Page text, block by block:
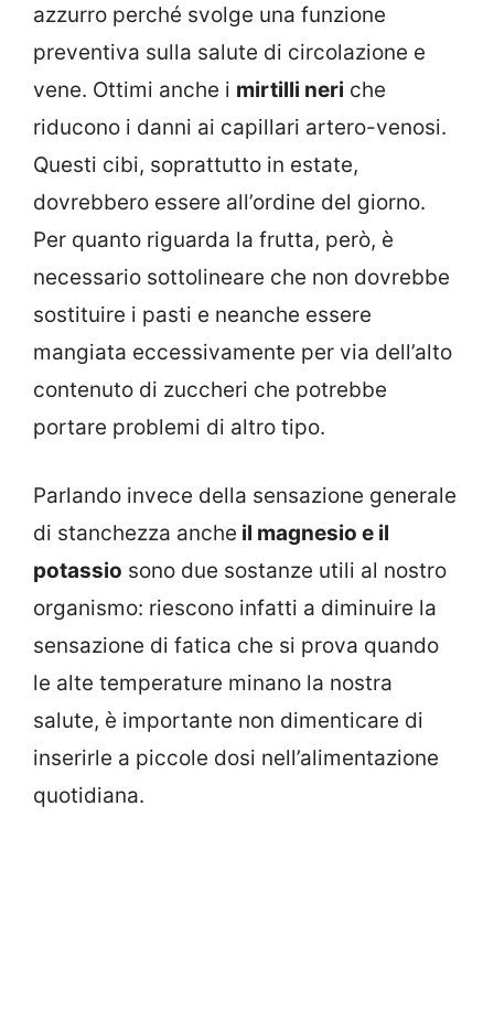
azzurro perché svolge una funzione
preventiva sulla salute di circolazione e
vene. Ottimi anche i mirtilli neri che
riducono i danni ai capillari artero-venosi.
Questi cibi, soprattutto in estate,
dovrebbero essere all’ordine del giorno.
Per quanto riguarda la frutta, però, è
necessario sottolineare che non dovrebbe
sostituire i pasti e neanche essere
mangiata eccessivamente per via dell’alto
contenuto di zuccheri che potrebbe
portare problemi di altro tipo.
Parlando invece della sensazione generale
di stanchezza anche il magnesio e il
potassio sono due sostanze utili al nostro
organismo: riescono infatti a diminuire la
sensazione di fatica che si prova quando
le alte temperature minano la nostra
salute, è importante non dimenticare di
inserirle a piccole dosi nell’alimentazione
quotidiana.